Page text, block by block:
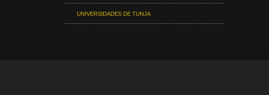
UNIVERSIDADES DE TUNJA